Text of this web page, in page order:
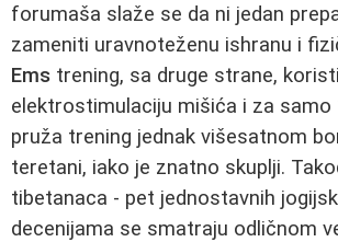
forumaša slaže se da ni jedan
zameniti uravnoteženu ishranu i
Ems trening, sa druge strane, koristi
elektrostimulaciju mišića i za samo
pruža trening jednak višesatnom
teretani, iako je znatno skuplji.
tibetanaca - pet jednostavnih
decenijama se smatraju odličnom